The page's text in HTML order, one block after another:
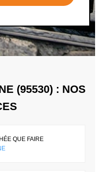
(95530) : NOS
QUE FAIRE